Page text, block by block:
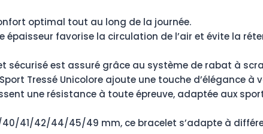
optimal tout au long de la journée.
épaisseur favorise la circulation de l’air et évite la
sécurisé est assuré grâce au système de rabat à
Tressé Unicolore ajoute une touche d’élégance à
une résistance à toute épreuve, adaptée aux
41/42/44/45/49 mm, ce bracelet s’adapte à